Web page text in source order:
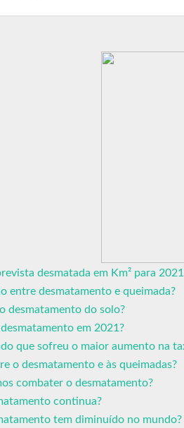
desmatada em Km² para
entre desmatamento e queimada?
desmatamento do solo?
em 2021?
que sofreu o maior aumento na
o desmatamento e às queimadas?
combater o desmatamento?
continua?
tem diminuído no mundo?